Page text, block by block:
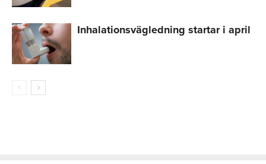
Inhalationsvägledning startar i april